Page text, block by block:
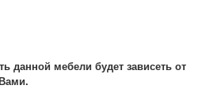
данной мебели будет зависеть от